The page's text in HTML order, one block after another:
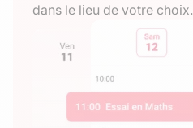
dans le lieu de votre choix.